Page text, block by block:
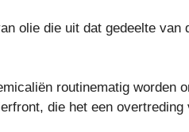
olie die uit dat gedeelte
routinematig worden
die het een